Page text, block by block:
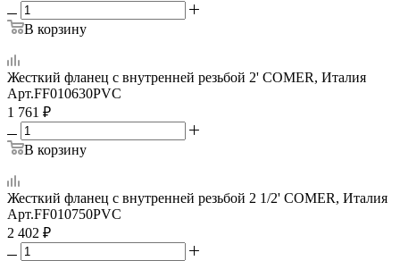
В корзину
Жесткий фланец с внутренней резьбой 2' COMER, Италия
Арт.FF010630PVC
1 761 ₽
В корзину
Жесткий фланец с внутренней резьбой 2 1/2' COMER, Италия
Арт.FF010750PVC
2 402 ₽